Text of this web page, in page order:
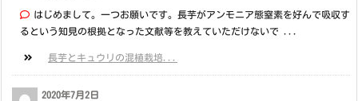
はじめまして。一つお願いです。長芋がアンモニア態窒素を好んで吸収す
るという知見の根拠となった文献等を教えていただけないで ...
長芋とキュウリの混植栽培...
2020年7月2日